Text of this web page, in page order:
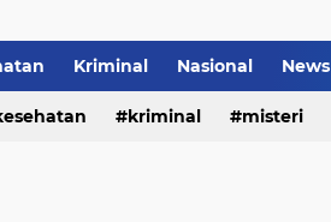
Kriminal Nasional News
kriminal misteri